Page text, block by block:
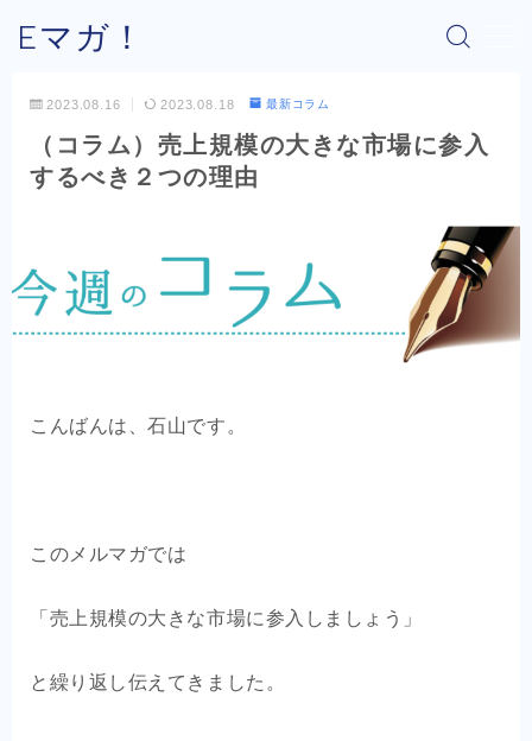
Eマガ！
Eマガ！とは？
公式メルマガ
OEM商品×Yahoo!
OEM商品×自社EC
クライアントの声
お問い合わせ
2023.08.16 2023.08.18 最新コラム
（コラム）売上規模の大きな市場に参入
するべき２つの理由
こんばんは、石山です。
このメルマガでは
「売上規模の大きな市場に参入しましょう」
と繰り返し伝えてきました。